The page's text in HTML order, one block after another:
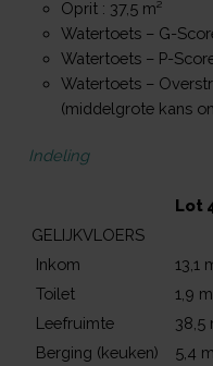
Oprit : 37,5 m²
Watertoets – G-
Watertoets – P-
Watertoets –
(middelgrote kans
Indeling
Lot
GELIJKVLOERS
Inkom
13,1
Toilet
1,9
Leefruimte
38,5
Berging (keuken)
5,4